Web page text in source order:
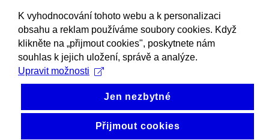
K vyhodnocování tohoto webu a k personalizaci
obsahu a reklam používáme soubory cookies. Když
klikněte na „přijmout cookies", poskytnete nám
souhlas k jejich uložení, správě a analýze.
Upravit možnosti
Jen nezbytné
Přijmout cookies